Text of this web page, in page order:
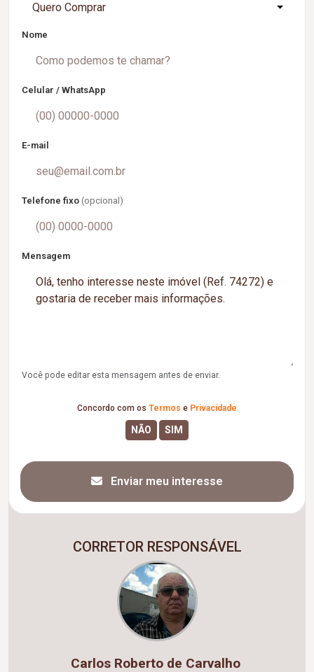
Quero Comprar
Nome
Celular / WhatsApp
E-mail
Telefone fixo (opcional)
Mensagem
Você pode editar esta mensagem antes de enviar.
Concordo com os Termos e Privacidade
Enviar meu interesse
CORRETOR RESPONSÁVEL
Carlos Roberto de Carvalho